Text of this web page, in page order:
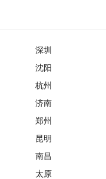
深圳
沈阳
杭州
济南
郑州
昆明
南昌
太原